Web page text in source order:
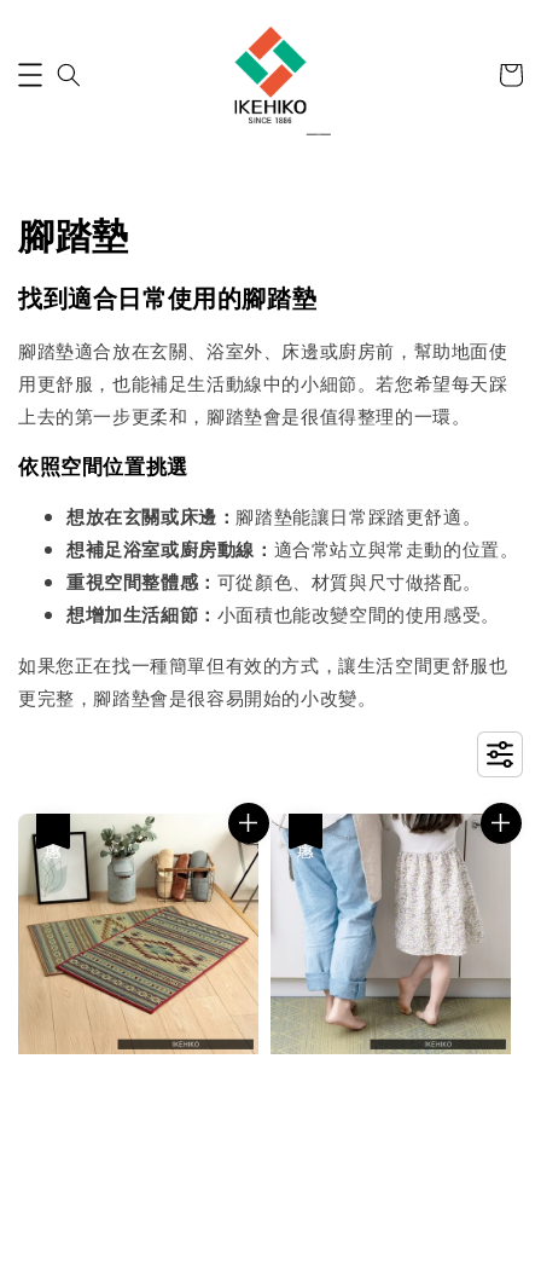
腳踏墊
找到適合日常使用的腳踏墊
腳踏墊適合放在玄關、浴室外、床邊或廚房前，幫助地面使
用更舒服，也能補足生活動線中的小細節。若您希望每天踩
上去的第一步更柔和，腳踏墊會是很值得整理的一環。
依照空間位置挑選
想放在玄關或床邊： 腳踏墊能讓日常踩踏更舒適。
想補足浴室或廚房動線： 適合常站立與常走動的位置。
重視空間整體感： 可從顏色、材質與尺寸做搭配。
想增加生活細節： 小面積也能改變空間的使用感受。
如果您正在找一種簡單但有效的方式，讓生活空間更舒服也
更完整，腳踏墊會是很容易開始的小改變。